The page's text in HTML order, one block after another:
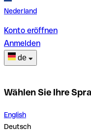
Nederland
Konto eröffnen
Anmelden
de
Wählen Sie Ihre
English
Deutsch